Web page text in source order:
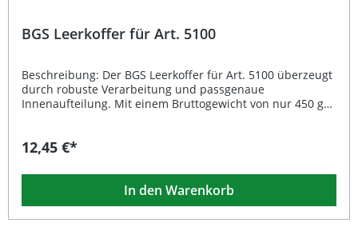
BGS Leerkoffer für Art. 5100
Beschreibung: Der BGS Leerkoffer für Art. 5100 überzeugt
durch robuste Verarbeitung und passgenaue
Innenaufteilung. Mit einem Bruttogewicht von nur 450 g
Er eignet sich ideal als Ersatzkoffer oder zur individuellen
übersichtlich transportieren und lagern können.
Hochwertiger Leerkoffer zur sicheren Aufbewahrung
Passend für BGS Artikel 5100 Leichtes Gewicht – nur 450 g
Stabile Bauweise für lange Lebensdauer Ideal als Ersatz-
12,45 €*
In den Warenkorb